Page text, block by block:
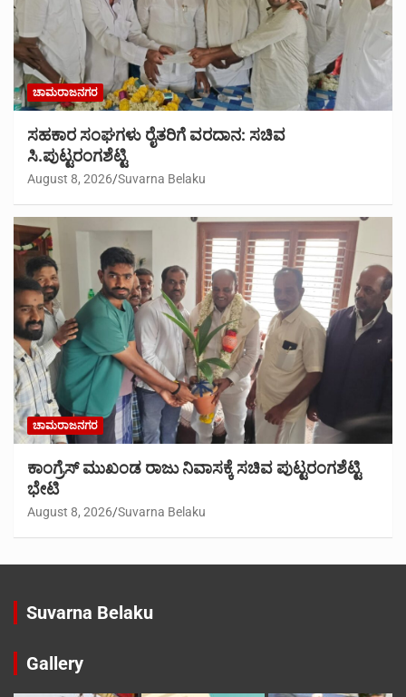
ಚಾಮರಾಜನಗರ
ಸಹಕಾರ ಸಂಘಗಳು ರೈತರಿಗೆ ವರದಾನ: ಸಚಿವ
ಸಿ.ಪುಟ್ಟರಂಗಶೆಟ್ಟಿ
August 8, 2026 Suvarna Belaku
ಚಾಮರಾಜನಗರ
ಕಾಂಗ್ರೆಸ್ ಮುಖಂಡ ರಾಜು ನಿವಾಸಕ್ಕೆ ಸಚಿವ ಪುಟ್ಟರಂಗಶೆಟ್ಟಿ
ಭೇಟಿ
August 8, 2026 Suvarna Belaku
Suvarna Belaku
Gallery